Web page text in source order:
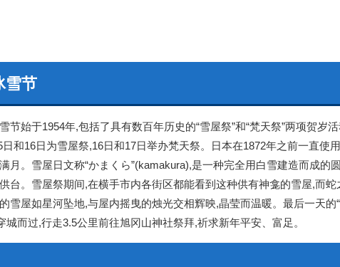
雪节
始于1954年,包括了具有数百年历史的“雪屋祭”和“梵天祭”两项贺岁
日和16日为雪屋祭,16日和17日举办梵天祭。日本在1872年之前一直使
月。雪屋日文称“かまくら”(kamakura),是一种完全用白雪建造而成
台。雪屋祭期间,在横手市内各街区都能看到这种供有神龛的雪屋,而
雪屋如星河坠地,与屋内摇曳的烛光交相辉映,晶莹而温暖。最后一天
城而过,行走3.5公里前往旭冈山神社祭拜,祈求新年平安、富足。